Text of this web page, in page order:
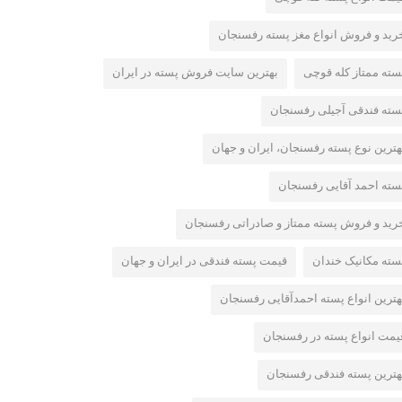
و فروش انواع مغز پسته رفسنجان
ممتاز کله قوچی بهترین سایت فروش پسته در ایران
فندقی آجیلی رفسنجان
نوع پسته رفسنجان، ایران و جهان
احمد آقایی رفسنجان
و فروش پسته ممتاز و صادراتی رفسنجان
مکانیک خندان قیمت پسته فندقی در ایران و جهان
انواع پسته احمدآقایی رفسنجان
انواع پسته در رفسنجان
پسته فندقی رفسنجان